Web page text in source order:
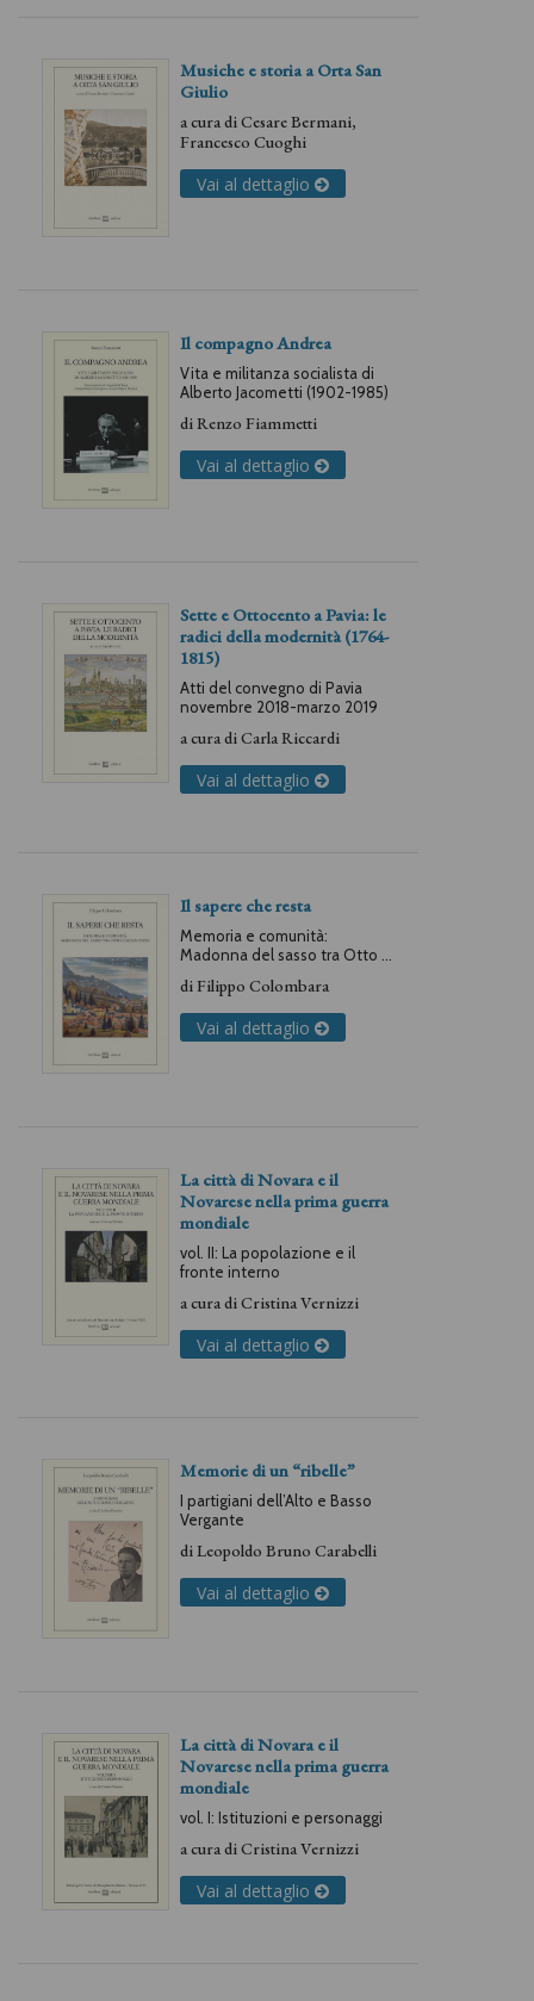
Musiche e storia a Orta San
Giulio
a cura diCesare Bermani,
Francesco Cuoghi
Vai al dettaglio
Il compagno Andrea
Vita e militanza socialista di
Alberto Jacometti (1902-1985)
diRenzo Fiammetti
Vai al dettaglio
Sette e Ottocento a Pavia: le
radici della modernità (1764-
1815)
Atti del convegno di Pavia
novembre 2018-marzo 2019
a cura diCarla Riccardi
Vai al dettaglio
Il sapere che resta
Memoria e comunità:
Madonna del sasso tra Otto e
diFilippo Colombara
Vai al dettaglio
La città di Novara e il
Novarese nella prima guerra
mondiale
vol. II: La popolazione e il
fronte interno
a cura diCristina Vernizzi
Vai al dettaglio
Memorie di un “ribelle”
I partigiani dell’Alto e Basso
Vergante
diLeopoldo Bruno Carabelli
Vai al dettaglio
La città di Novara e il
Novarese nella prima guerra
mondiale
vol. I: Istituzioni e personaggi
a cura diCristina Vernizzi
Vai al dettaglio